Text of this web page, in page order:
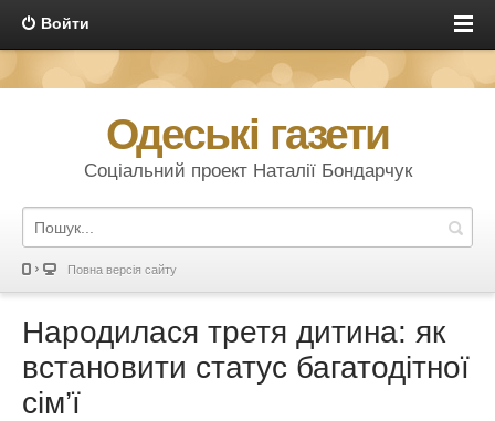
Войти
Одеські газети
Соціальний проект Наталії Бондарчук
Повна версія сайту
Народилася третя дитина: як
встановити статус багатодітної
сім’ї